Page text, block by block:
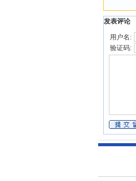
发表评论
用户名:
验证码: